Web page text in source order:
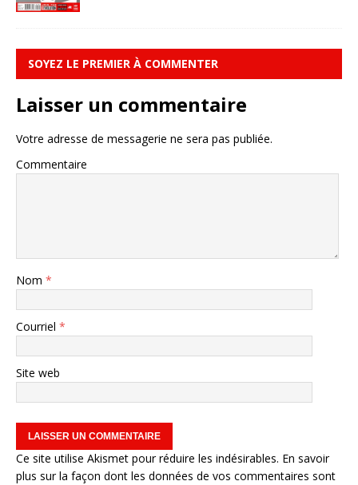
SOYEZ LE PREMIER À COMMENTER
Laisser un commentaire
Votre adresse de messagerie ne sera pas publiée.
Commentaire
Nom *
Courriel *
Site web
Ce site utilise Akismet pour réduire les indésirables. En savoir
plus sur la façon dont les données de vos commentaires sont